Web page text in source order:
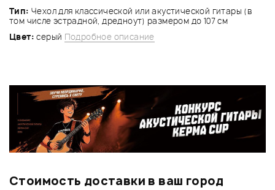
Тип: Чехол для классической или акустической гитары (в
том числе эстрадной, дредноут) размером до 107 см
Цвет:серый Подробное описание
Стоимость доставки в ваш город